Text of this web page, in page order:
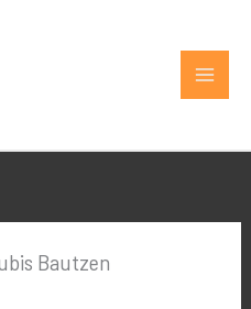
Bautzen